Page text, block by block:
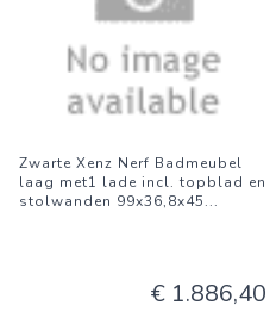
Zwarte Xenz Nerf Badmeubel
laag met1 lade incl. topblad en
stolwanden 99x36,8x45...
€ 1.886,40